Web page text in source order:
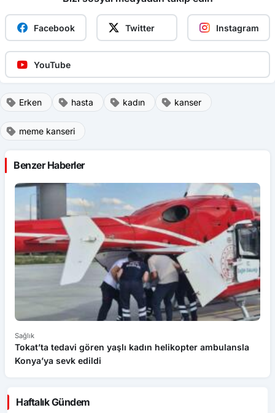
Facebook Twitter Instagram
YouTube
Erken hasta kadın kanser
meme kanseri
Benzer Haberler
Sağlık
Tokat’ta tedavi gören yaşlı kadın helikopter ambulansla
Konya’ya sevk edildi
Haftalık Gündem